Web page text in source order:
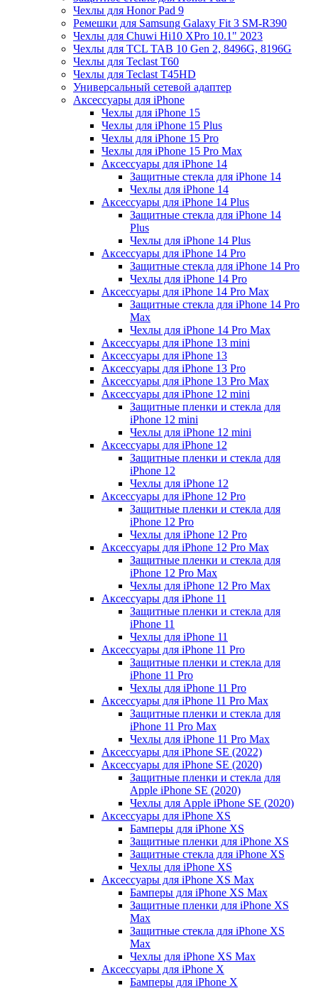
Чехлы для Honor Pad 9
Ремешки для Samsung Galaxy Fit 3 SM-R390
Чехлы для Chuwi Hi10 XPro 10.1" 2023
Чехлы для TCL TAB 10 Gen 2, 8496G, 8196G
Чехлы для Teclast T60
Чехлы для Teclast T45HD
Универсальный сетевой адаптер
Аксессуары для iPhone
Чехлы для iPhone 15
Чехлы для iPhone 15 Plus
Чехлы для iPhone 15 Pro
Чехлы для iPhone 15 Pro Max
Аксессуары для iPhone 14
Защитные стекла для iPhone 14
Чехлы для iPhone 14
Аксессуары для iPhone 14 Plus
Защитные стекла для iPhone 14
Plus
Чехлы для iPhone 14 Plus
Аксессуары для iPhone 14 Pro
Защитные стекла для iPhone 14 Pro
Чехлы для iPhone 14 Pro
Аксессуары для iPhone 14 Pro Max
Защитные стекла для iPhone 14 Pro
Max
Чехлы для iPhone 14 Pro Max
Аксессуары для iPhone 13 mini
Аксессуары для iPhone 13
Аксессуары для iPhone 13 Pro
Аксессуары для iPhone 13 Pro Max
Аксессуары для iPhone 12 mini
Защитные пленки и стекла для
iPhone 12 mini
Чехлы для iPhone 12 mini
Аксессуары для iPhone 12
Защитные пленки и стекла для
iPhone 12
Чехлы для iPhone 12
Аксессуары для iPhone 12 Pro
Защитные пленки и стекла для
iPhone 12 Pro
Чехлы для iPhone 12 Pro
Аксессуары для iPhone 12 Pro Max
Защитные пленки и стекла для
iPhone 12 Pro Max
Чехлы для iPhone 12 Pro Max
Аксессуары для iPhone 11
Защитные пленки и стекла для
iPhone 11
Чехлы для iPhone 11
Аксессуары для iPhone 11 Pro
Защитные пленки и стекла для
iPhone 11 Pro
Чехлы для iPhone 11 Pro
Аксессуары для iPhone 11 Pro Max
Защитные пленки и стекла для
iPhone 11 Pro Max
Чехлы для iPhone 11 Pro Max
Аксессуары для iPhone SE (2022)
Аксессуары для iPhone SE (2020)
Защитные пленки и стекла для
Apple iPhone SE (2020)
Чехлы для Apple iPhone SE (2020)
Аксессуары для iPhone ХS
Бамперы для iPhone ХS
Защитные пленки для iPhone ХS
Защитные стекла для iPhone ХS
Чехлы для iPhone ХS
Аксессуары для iPhone ХS Max
Бамперы для iPhone XS Max
Защитные пленки для iPhone XS
Max
Защитные стекла для iPhone XS
Max
Чехлы для iPhone XS Max
Аксессуары для iPhone X
Бамперы для iPhone X